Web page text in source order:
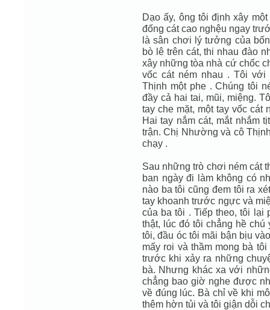
Dạo ấy, ông tôi định xây
đống cát cao nghệu ngay
là sân chơi lý tưởng của
bò lê trên cát, thi nhau đào
xây những tòa nhà cứ chốc
vốc cát ném nhau . Tôi
Thịnh một phe . Chúng tôi
đầy cả hai tai, mũi, miệng.
tay che mặt, một tay vốc
Hai tay nắm cát, mắt nhắm
trận. Chị Nhường và cô
chạy .
Sau những trò chơi ném cát
ban ngày đi làm không có
nào ba tôi cũng đem tôi ra
tay khoanh trước ngực và
của ba tôi . Tiếp theo, tôi lại
thật, lúc đó tôi chẳng hề
tôi, đầu óc tôi mãi bận bịu
mấy roi và thầm mong bà
trước khi xảy ra những
bà. Nhưng khác xa với
chẳng bao giờ nghe được
về đúng lúc. Bà chỉ về khi
thêm hờn tủi và tôi giận dỗi